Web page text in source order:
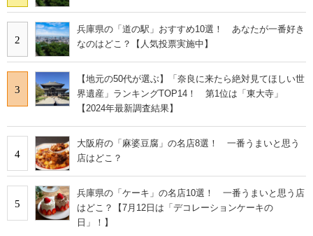
2
兵庫県の「道の駅」おすすめ10選！ あなたが一番好き
なのはどこ？【人気投票実施中】
3
【地元の50代が選ぶ】「奈良に来たら絶対見てほしい世
界遺産」ランキングTOP14！ 第1位は「東大寺」
【2024年最新調査結果】
4
大阪府の「麻婆豆腐」の名店8選！ 一番うまいと思う
店はどこ？
5
兵庫県の「ケーキ」の名店10選！ 一番うまいと思う店
はどこ？【7月12日は「デコレーションケーキの
日」！】